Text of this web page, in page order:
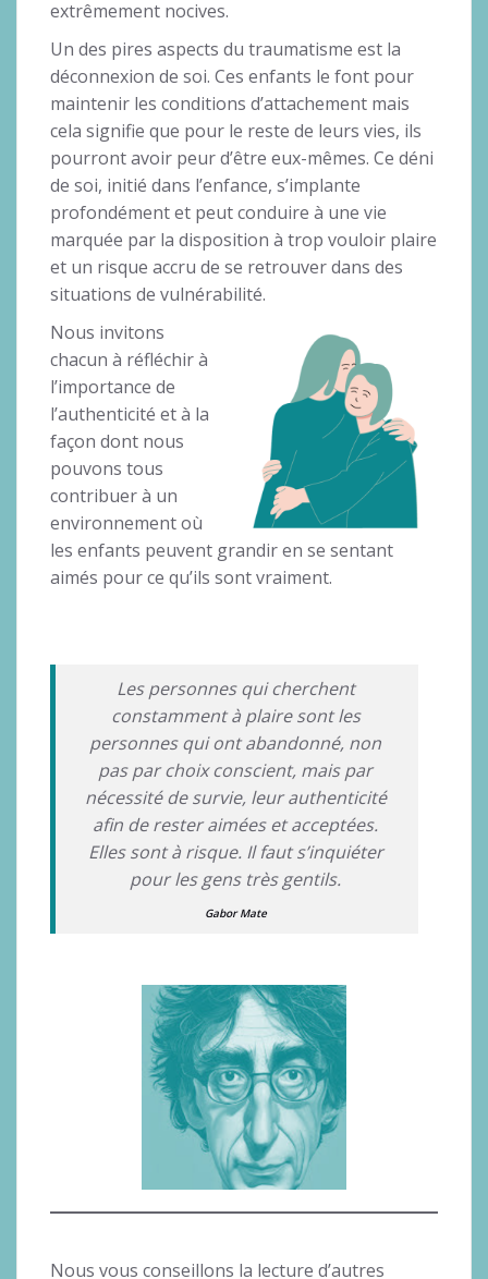
extrêmement nocives.
Un des pires aspects du traumatisme est la
déconnexion de soi. Ces enfants le font pour
maintenir les conditions d’attachement mais
cela signifie que pour le reste de leurs vies, ils
pourront avoir peur d’être eux-mêmes. Ce déni
de soi, initié dans l’enfance, s’implante
profondément et peut conduire à une vie
marquée par la disposition à trop vouloir plaire
et un risque accru de se retrouver dans des
situations de vulnérabilité.
Nous invitons
chacun à réfléchir à
l’importance de
l’authenticité et à la
façon dont nous
pouvons tous
contribuer à un
environnement où
les enfants peuvent grandir en se sentant
aimés pour ce qu’ils sont vraiment.
Les personnes qui cherchent
constamment à plaire sont les
personnes qui ont abandonné, non
pas par choix conscient, mais par
nécessité de survie, leur authenticité
afin de rester aimées et acceptées.
Elles sont à risque. Il faut s’inquiéter
pour les gens très gentils.
Gabor Mate
Nous vous conseillons la lecture d’autres